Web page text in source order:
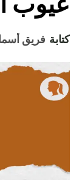
عيوب
كتابة فريق